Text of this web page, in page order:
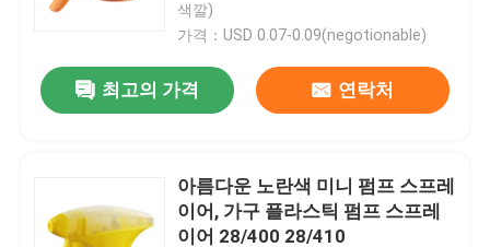
뉴스
소형 방아쇠 스프레이어
색깔)
가격：USD 0.07-0.09(negotionable)
최고의 가격 연락처
아름다운 노란색 미니 펌프 스프레
이어, 가구 플라스틱 펌프 스프레
이어 28/400 28/410